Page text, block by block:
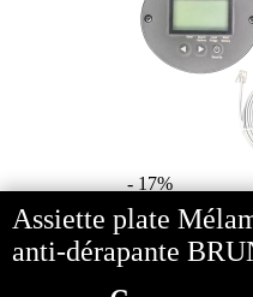
- 17%
Afficheur
Assiette plate
anti-dérapante